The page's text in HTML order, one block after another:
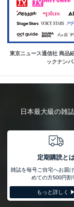
東京ニュース通信社 商品
ックナンバ
日本最大級の雑
定期購読と
雑誌を毎号ご自宅へお届
めての方500円割
もっと詳しく ▶︎